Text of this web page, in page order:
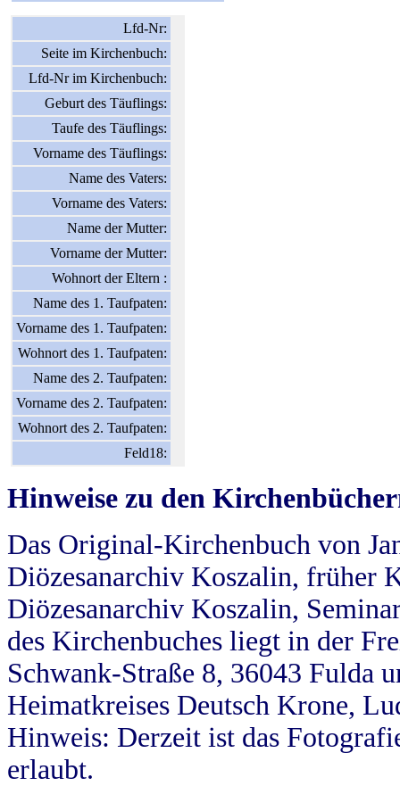
Lfd-Nr:
Seite im Kirchenbuch:
Lfd-Nr im Kirchenbuch:
Geburt des Täuflings:
Taufe des Täuflings:
Vorname des Täuflings:
Name des Vaters:
Vorname des Vaters:
Name der Mutter:
Vorname der Mutter:
Wohnort der Eltern :
Name des 1. Taufpaten:
Vorname des 1. Taufpaten:
Wohnort des 1. Taufpaten:
Name des 2. Taufpaten:
Vorname des 2. Taufpaten:
Wohnort des 2. Taufpaten:
Feld18:
Hinweise zu den
Das Original-Kirchenbuch von
Diözesanarchiv Koszalin, früher
Diözesanarchiv Koszalin,
des Kirchenbuches liegt in der
Schwank-Straße 8, 36043 Fulda
Heimatkreises Deutsch Krone,
Hinweis: Derzeit ist das
erlaubt.